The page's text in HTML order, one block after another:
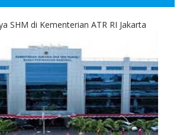
SHM di Kementerian ATR RI Jakarta